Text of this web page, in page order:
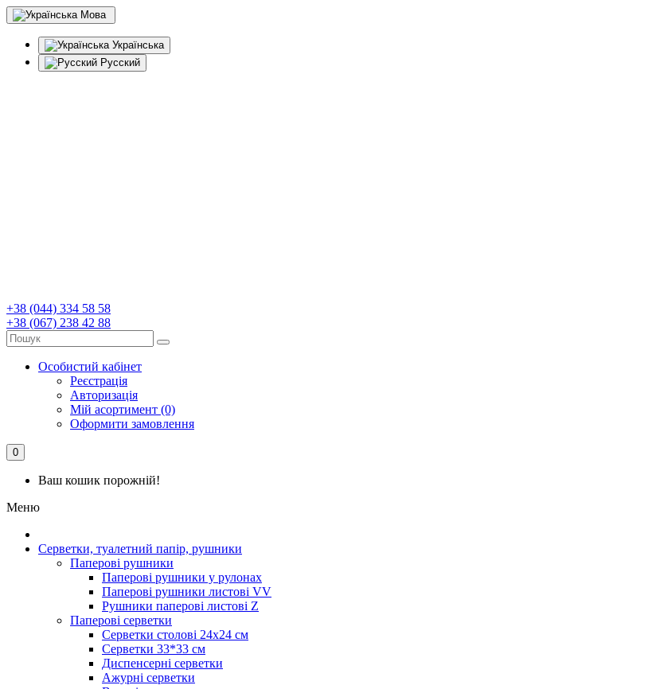
Мова
Українська
Русский
+38 (044) 334 58 58
+38 (067) 238 42 88
Особистий кабінет
Реєстрація
Авторизація
Мій асортимент (0)
Оформити замовлення
0
Ваш кошик порожній!
Меню
Серветки, туалетний папір, рушники
Паперові рушники
Паперові рушники у рулонах
Паперові рушники листові VV
Рушники паперові листові Z
Паперові серветки
Серветки столові 24х24 см
Серветки 33*33 см
Диспенсерні серветки
Ажурні серветки